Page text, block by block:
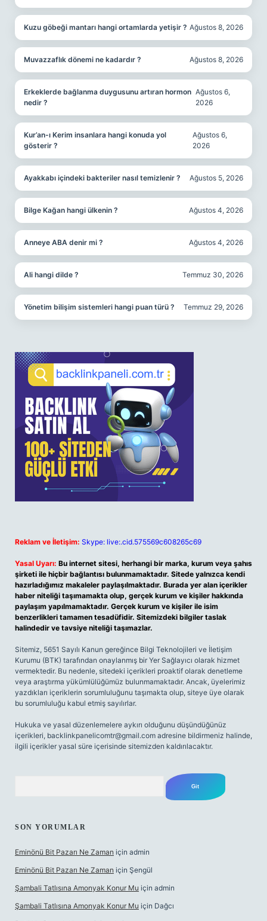
Kuzu göbeği mantarı hangi ortamlarda yetişir ? Ağustos 8, 2026
Muvazzaflık dönemi ne kadardır ? Ağustos 8, 2026
Erkeklerde bağlanma duygusunu artıran hormon
nedir ?
Ağustos 6,
2026
Kur’an-ı Kerim insanlara hangi konuda yol
gösterir ?
Ağustos 6,
2026
Ayakkabı içindeki bakteriler nasıl temizlenir ? Ağustos 5, 2026
Bilge Kağan hangi ülkenin ? Ağustos 4, 2026
Anneye ABA denir mi ? Ağustos 4, 2026
Ali hangi dilde ? Temmuz 30, 2026
Yönetim bilişim sistemleri hangi puan türü ? Temmuz 29, 2026
Reklam ve İletişim: Skype: live:.cid.575569c608265c69
Yasal Uyarı: Bu internet sitesi, herhangi bir marka, kurum veya şahıs
şirketi ile hiçbir bağlantısı bulunmamaktadır. Sitede yalnızca kendi
hazırladığımız makaleler paylaşılmaktadır. Burada yer alan içerikler
haber niteliği taşımamakta olup, gerçek kurum ve kişiler hakkında
paylaşım yapılmamaktadır. Gerçek kurum ve kişiler ile isim
benzerlikleri tamamen tesadüfidir. Sitemizdeki bilgiler taslak
halindedir ve tavsiye niteliği taşımazlar.
Sitemiz, 5651 Sayılı Kanun gereğince Bilgi Teknolojileri ve İletişim
Kurumu (BTK) tarafından onaylanmış bir Yer Sağlayıcı olarak hizmet
vermektedir. Bu nedenle, sitedeki içerikleri proaktif olarak denetleme
veya araştırma yükümlülüğümüz bulunmamaktadır. Ancak, üyelerimiz
yazdıkları içeriklerin sorumluluğunu taşımakta olup, siteye üye olarak
bu sorumluluğu kabul etmiş sayılırlar.
Hukuka ve yasal düzenlemelere aykırı olduğunu düşündüğünüz
içerikleri, backlinkpanelicomtr@gmail.com adresine bildirmeniz halinde,
ilgili içerikler yasal süre içerisinde sitemizden kaldırılacaktır.
SON YORUMLAR
Eminönü Bit Pazarı Ne Zaman için admin
Eminönü Bit Pazarı Ne Zaman için Şengül
Şambali Tatlısına Amonyak Konur Mu için admin
Şambali Tatlısına Amonyak Konur Mu için Dağcı